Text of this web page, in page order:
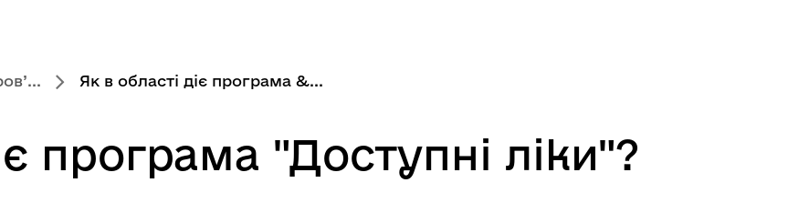
Як в області діє програма &...
програма "Доступні ліки"?